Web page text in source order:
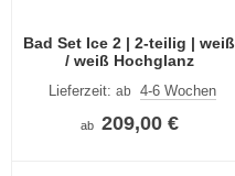
Bad Set Ice 2 | 2-teilig | weiß
/ weiß Hochglanz
Lieferzeit: ab 4-6 Wochen
ab 209,00 €